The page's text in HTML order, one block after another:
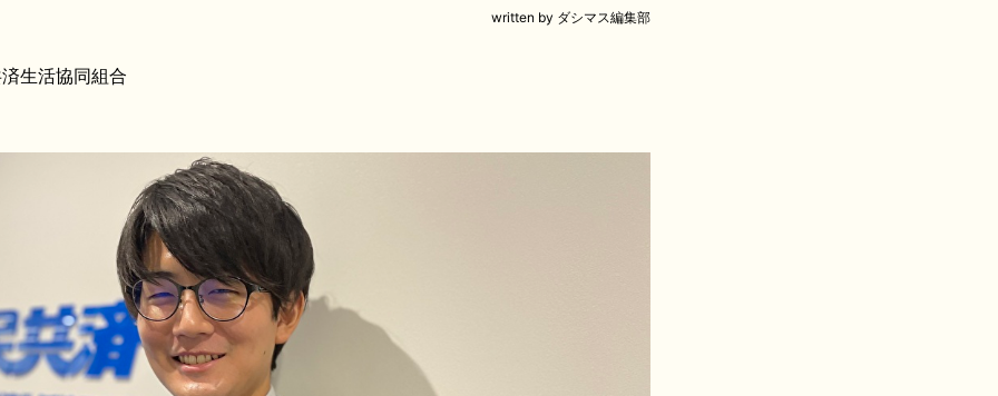
written by ダシマス編集部
生活協同組合